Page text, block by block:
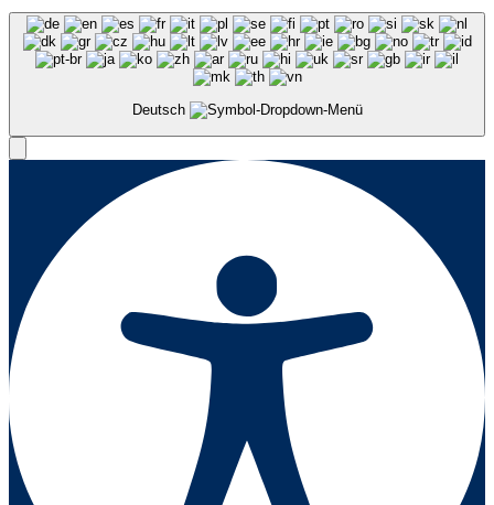
Deutsch